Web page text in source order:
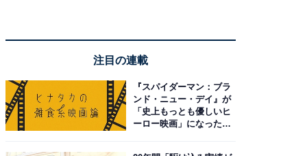
注目の連載
『スパイダーマン：ブラ
ンド・ニュー・デイ』が
「史上もっとも優しいヒ
ーロー映画」になった理